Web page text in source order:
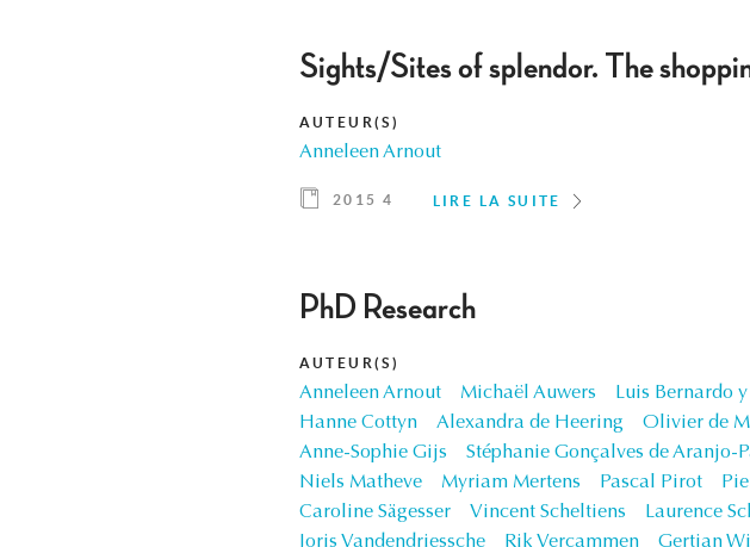
Sights/Sites of splendor. The
AUTEUR(S)
Anneleen Arnout
2015 4 LIRE LA SUITE
PhD Research
AUTEUR(S)
Anneleen Arnout Michaël Auwers Luis Bernardo
Hanne Cottyn
Alexandra de Heering Olivier de
Anne-Sophie Gijs
Stéphanie Gonçalves de Aranjo-
Niels Matheve
Myriam Mertens Pascal Pirot
Caroline Sägesser
Vincent Scheltiens Laurence
Joris Vandendriessche
Rik Vercammen Gertjan